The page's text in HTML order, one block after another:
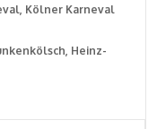
Kölner Karneval
Heinz-